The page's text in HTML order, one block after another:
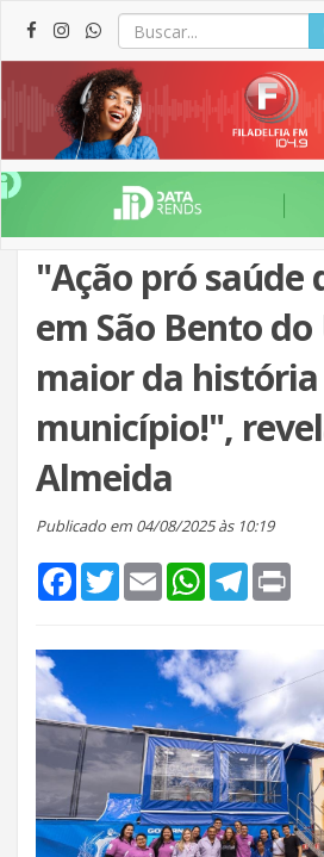
"Ação pró saúde
em São Bento
maior da história
município!",
Almeida
Publicado em 04/08/2025 às 10:19
FacebookTwitterEmail WhatsApp
Telegram